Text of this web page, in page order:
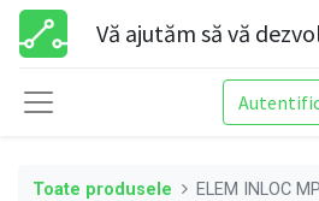
Vă ajutăm să vă
Toate produsele ELEM INLOC